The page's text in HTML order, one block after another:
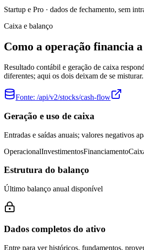
Startup e Pro · dados de fechamento, sem
Caixa e balanço
Como a operação financia
Resultado contábil e geração de caixa
diferentes; aqui os dois deixam de se misturar.
Fonte: /api/v2/stocks/cash-flow
Geração e uso de caixa
Entradas e saídas anuais; valores negativos
OperacionalInvestimentosFinanciamento
Estrutura do balanço
Último balanço anual disponível
Dados completos do ativo
Entre para ver históricos, fundamentos,